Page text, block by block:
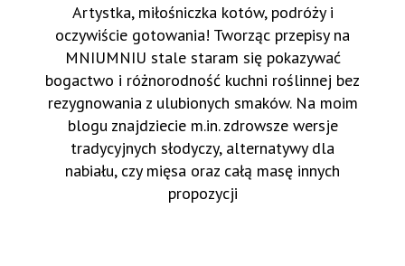
Artystka, miłośniczka kotów, podróży i
oczywiście gotowania! Tworząc przepisy na
MNIUMNIU stale staram się pokazywać
bogactwo i różnorodność kuchni roślinnej bez
rezygnowania z ulubionych smaków. Na moim
blogu znajdziecie m.in. zdrowsze wersje
tradycyjnych słodyczy, alternatywy dla
nabiału, czy mięsa oraz całą masę innych
propozycji